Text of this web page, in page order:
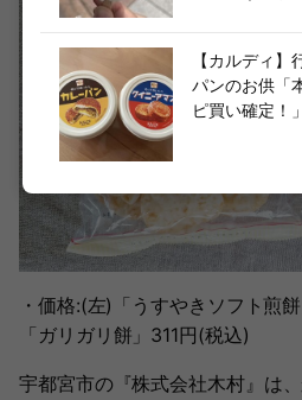
・価格:(左)「うすやきソフト煎
「ガリガリ餅」311円(税込)
宇都宮市の『株式会社木村』は
【カルディ】
パンのお供「
ピ買い確定！